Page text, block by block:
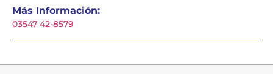
Más Información:
03547 42-8579